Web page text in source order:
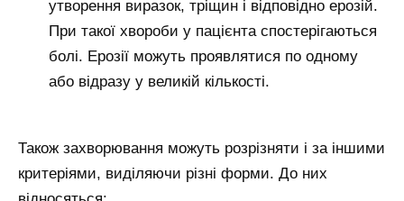
утворення виразок, тріщин і відповідно ерозій.
При такої хвороби у пацієнта спостерігаються
болі. Ерозії можуть проявлятися по одному
або відразу у великій кількості.
Також захворювання можуть розрізняти і за іншими
критеріями, виділяючи різні форми. До них